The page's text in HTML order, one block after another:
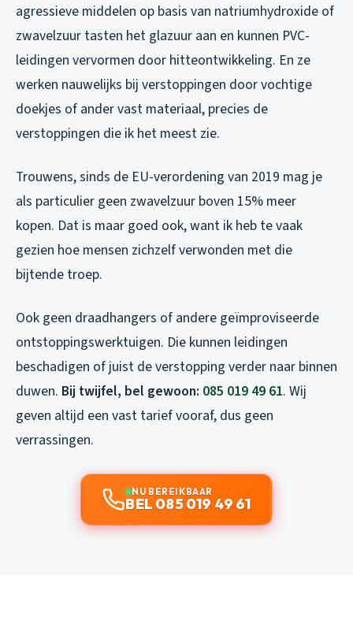
agressieve middelen op basis van natriumhydroxide of
zwavelzuur tasten het glazuur aan en kunnen PVC-
leidingen vervormen door hitteontwikkeling. En ze
werken nauwelijks bij verstoppingen door vochtige
doekjes of ander vast materiaal, precies de
verstoppingen die ik het meest zie.
Trouwens, sinds de EU-verordening van 2019 mag je
als particulier geen zwavelzuur boven 15% meer
kopen. Dat is maar goed ook, want ik heb te vaak
gezien hoe mensen zichzelf verwonden met die
bijtende troep.
Ook geen draadhangers of andere geïmproviseerde
ontstoppingswerktuigen. Die kunnen leidingen
beschadigen of juist de verstopping verder naar binnen
duwen. Bij twijfel, bel gewoon: 085 019 49 61. Wij
geven altijd een vast tarief vooraf, dus geen
verrassingen.
NU BEREIKBAAR
BEL 085 019 49 61